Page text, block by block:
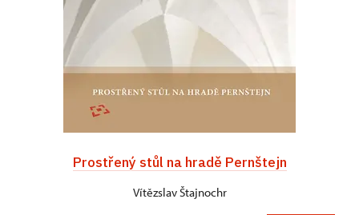
Prostřený stůl na hradě Pernštejn
Vítězslav Štajnochr